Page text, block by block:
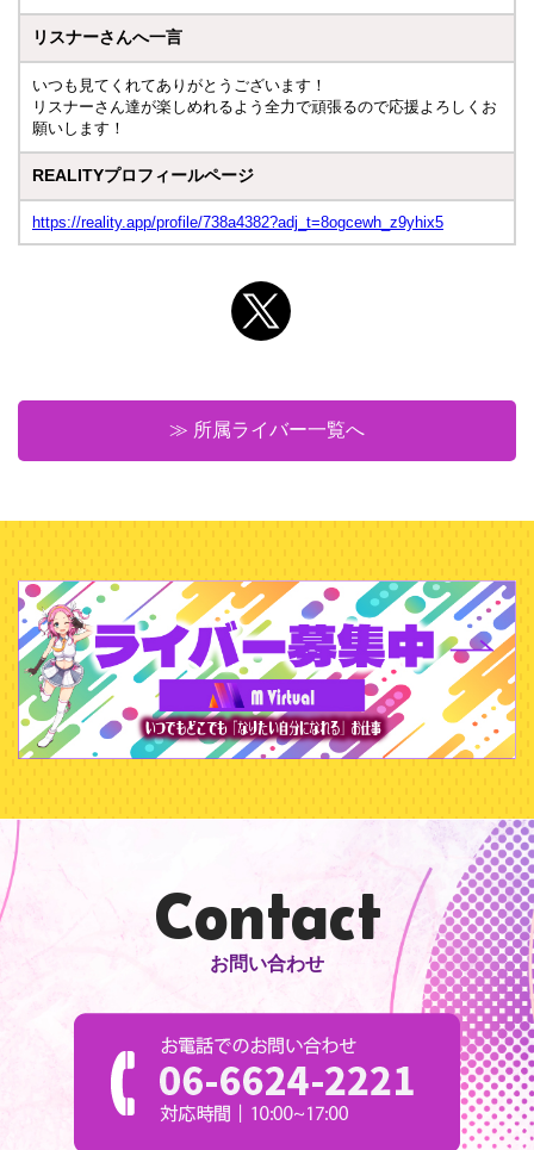
リスナーさんへ一言
いつも見てくれてありがとうございます！
リスナーさん達が楽しめれるよう全力で頑張るので応援よろしくお
願いします！
REALITYプロフィールページ
https://reality.app/profile/738a4382?adj_t=8ogcewh_z9yhix5
≫ 所属ライバー一覧へ
Contact
お問い合わせ